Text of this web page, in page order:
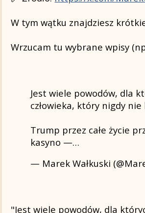
W tym wątku znajdziesz
Wrzucam tu wybrane wpisy
Jest wiele powodów, dla
człowieka, który nigdy
Trump przez całe życie
kasyno —…
— Marek Wałkuski
"Jest wiele powodów, dla